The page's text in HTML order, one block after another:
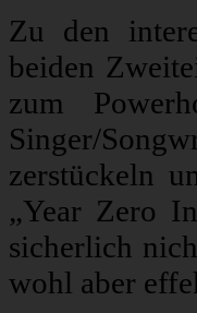
Zu den
beiden
zum
Singer/
zerstückeln
„Year Zero
sicherlich
wohl aber